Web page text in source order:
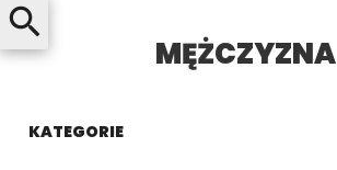
search
MĘŻCZYZNA
KATEGORIE